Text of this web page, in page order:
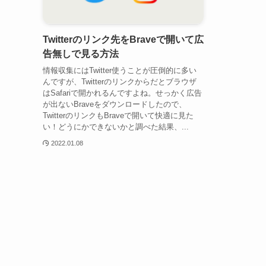
Twitterのリンク先をBraveで開いて広
告無しで見る方法
情報収集にはTwitter使うことが圧倒的に多い
んですが、Twitterのリンクからだとブラウザ
はSafariで開かれるんですよね。せっかく広告
が出ないBraveをダウンロードしたので、
TwitterのリンクもBraveで開いて快適に見た
い！どうにかできないかと調べた結果、...
2022.01.08